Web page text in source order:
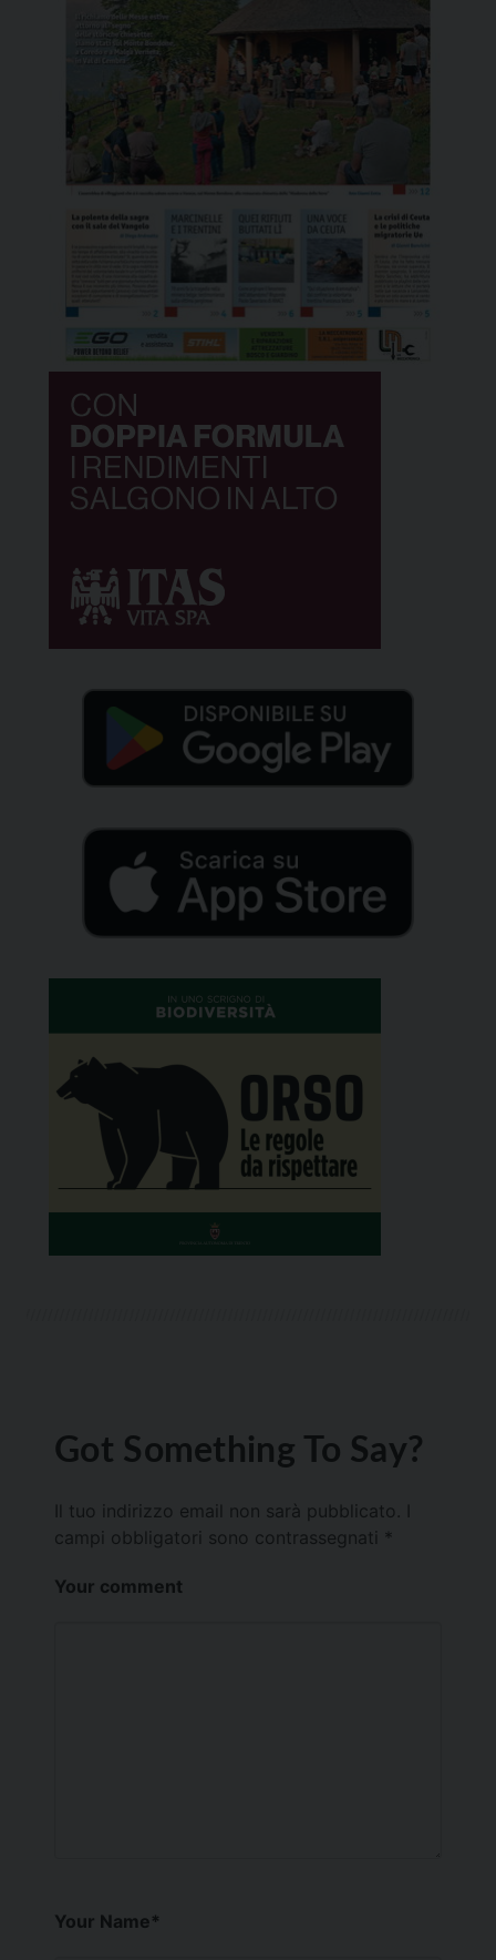
Got Something To Say?
Il tuo indirizzo email non sarà pubblicato.
campi obbligatori sono contrassegnati *
Your comment
Your Name*